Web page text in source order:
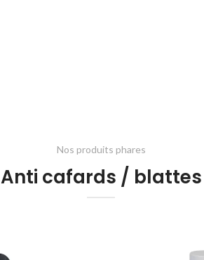
Nos produits phares
Anti cafards / blattes